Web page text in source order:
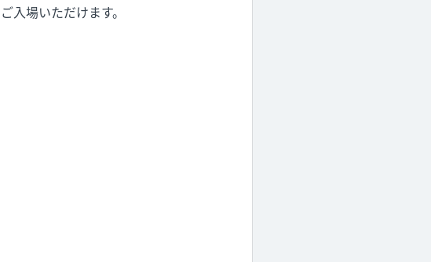
いただけます。